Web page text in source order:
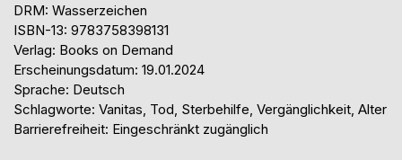
DRM: Wasserzeichen
ISBN-13: 9783758398131
Verlag: Books on Demand
Erscheinungsdatum: 19.01.2024
Sprache: Deutsch
Schlagworte: Vanitas, Tod, Sterbehilfe, Vergänglichkeit, Alter
Barrierefreiheit: Eingeschränkt zugänglich